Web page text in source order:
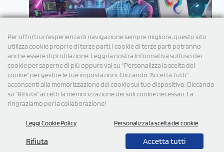
Per offrirti un'esperienza di navigazione sempre migliore, questo sito
utilizza cookie propri e di terze parti. I cookie di terze parti potranno
anche essere di profilazione. Leggi la nostra Informativa sull’uso dei
cookie per saperne di più oppure vai su “Personalizza la scelta dei
cookie” per gestire le tue impostazioni. Cliccando "Accetta Tutti"
acconsenti alla memorizzazione dei cookie sul tuo dispositivo. Cliccando
su "Rifiuta" accetti la memorizzazione dei soli cookie necessari. La
ringraziamo per la collaborazione!
Leggi Cookie Policy Personalizza la scelta dei cookie
Rifiuta Accetta tutti
© 2026 Tutti i diritti Riservati StampaSi S.r.l.